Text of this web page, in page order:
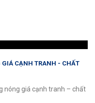
GIÁ CẠNH TRANH - CHẤT
nóng giá cạnh tranh – chất